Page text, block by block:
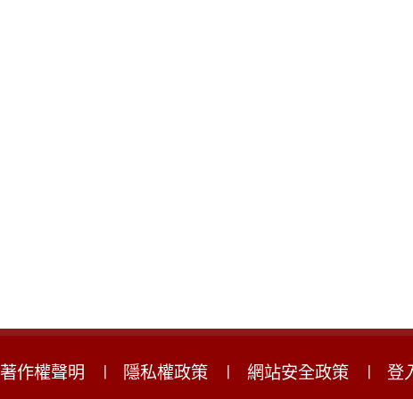
著作權聲明 隱私權政策 網站安全政策
登